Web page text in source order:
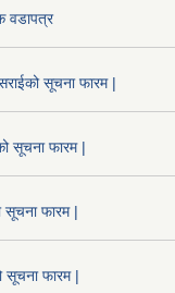
वडापत्र
सूचना फारम |
सूचना फारम |
सूचना फारम |
सूचना फारम |